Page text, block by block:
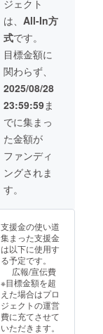
んな想
いを
持って
いる方
にとっ
て、安
心して
話せる
なれば
嬉しい
です。
●セッ
ション
概要（3
回セッ
法：
Zoom（
オンラ
イン）
・所要
時間：
60分／
各回 ・
実施期
間：
2025年
入りで
わかり
やすく
まとめ
てお届
けしま
す。 ③
ショッ
ピング
アドバ
イス
（ご希
望に応
じて）
店頭同
行（都
／日時
は個別
調整）
または
オンラ
イン
ショッ
プでの
具体的
な購入
候補の
名、ロ
ゴ） ・
サイン
入り書
籍10冊
を一括
送付
（社内
研修・
贈答用
として
ご活用
くださ
い） ・
出版記
念パー
待【2名
●ご提出
いただ
きたい
物 ・掲
載企業
名 ・ロ
ゴデー
タ（高
解像度
PNG推
ませ
ん。あ
らかじ
めご了
承くだ
さい。
・
CAMPF
IREペー
ジ内
「協賛
企業紹
介セク
ショ
ン」に
て掲載
業名＋
100文字
以内）
・サイ
ン入り
書籍15
冊を一
括送付
（社内
研修・
贈答用
想定
テーマ
例（カ
スタマ
イズ
可） ・
Z世代と
のコ
ミュニ
ケー
ション
基礎 ・
指導が
伝わら
ない理
由と“対
理的安
リー
ダーの
スタン
ス ●補
足事項
・交通
費・会
場費は
別途
（オン
して活
用させ
ていた
だきま
す。育
成に力
を入れ
る企業
として
のスタ
ンスを
広く伝
えてい
ただけ
る機会
とし
用くだ
●リター
ン内容
・出版
記念
パー
ティ会
場に掲
出予定
の「協
賛企業
くるた
めの研
修を提
供しま
す。 ●
リター
ン内容
・講
師：著
者・海
藤美也
子によ
る5時間
のワー
ク
ショッ
推奨）
20冊
（サイ
ン入
り）を
事前納
品 ・事
前のヒ
アリン
グ30分
込み
プラン
「共創
パート
ナー
枠」を
ご用意
しまし
た。若
手育
成・人
的資本
経営に
取り組
む姿勢
を、出
版を通
信でき
です。
支援金
は、出
版記念
イベン
トや若
手向け
トーク
セッ
ション
ジェクト
は、 All-In方
式です。
目標金額に
関わらず、
2025/08/28
23:59:59ま
でに集まっ
た金額が
ファンディ
ングされま
す。
支援金の使い道
集まった支援金
は以下に使用す
る予定です。
広報/宣伝費
※目標金額を超
えた場合はプロ
ジェクトの運営
費に充てさせて
いただきます。